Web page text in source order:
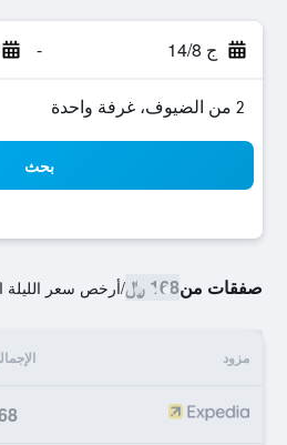
ج 14/8 -
2 من الضيوف، غرفة واحدة
بحث
صفقات من168 ﷼ /أرخص سعر الليلة
مزود